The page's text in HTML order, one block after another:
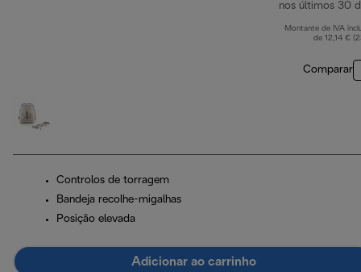
nos últimos 30
Montante de IVA
de 12,14 €
Comparar
Controlos de torragem
Bandeja recolhe-migalhas
Posição elevada
Adicionar ao carrinho